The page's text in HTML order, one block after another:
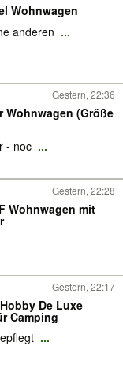
Wohnwagen
anderen ...
Gestern, 22:36
Wohnwagen (Größe
- noc ...
Gestern, 22:28
Wohnwagen mit
Gestern, 22:17
Camping
...